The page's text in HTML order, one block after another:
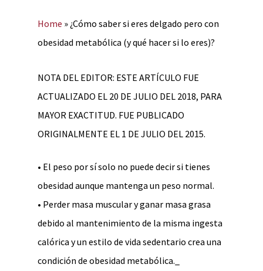
Home » ¿Cómo saber si eres delgado pero con
obesidad metabólica (y qué hacer si lo eres)?
NOTA DEL EDITOR: ESTE ARTÍCULO FUE
ACTUALIZADO EL 20 DE JULIO DEL 2018, PARA
MAYOR EXACTITUD. FUE PUBLICADO
ORIGINALMENTE EL 1 DE JULIO DEL 2015.
• El peso por sí solo no puede decir si tienes
obesidad aunque mantenga un peso normal.
• Perder masa muscular y ganar masa grasa
debido al mantenimiento de la misma ingesta
calórica y un estilo de vida sedentario crea una
condición de obesidad metabólica._